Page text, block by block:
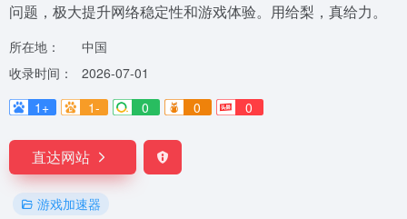
问题，极大提升网络稳定性和游戏体验。用给梨，真给力。
所在地：
中国
收录时间：
2026-07-01
1+
1- 0 0 0
直达网站
游戏加速器